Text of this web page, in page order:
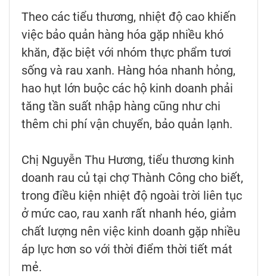
Theo các tiểu thương, nhiệt độ cao khiến
việc bảo quản hàng hóa gặp nhiều khó
khăn, đặc biệt với nhóm thực phẩm tươi
sống và rau xanh. Hàng hóa nhanh hỏng,
hao hụt lớn buộc các hộ kinh doanh phải
tăng tần suất nhập hàng cũng như chi
thêm chi phí vận chuyển, bảo quản lạnh.
Chị Nguyễn Thu Hương, tiểu thương kinh
doanh rau củ tại chợ Thành Công cho biết,
trong điều kiện nhiệt độ ngoài trời liên tục
ở mức cao, rau xanh rất nhanh héo, giảm
chất lượng nên việc kinh doanh gặp nhiều
áp lực hơn so với thời điểm thời tiết mát
mẻ.